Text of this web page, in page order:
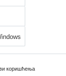
коришћења